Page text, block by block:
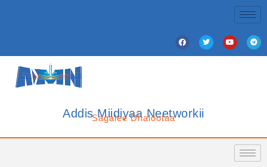
Addis Miidiyaa Neetworkii
Sagalee Dhalootaa